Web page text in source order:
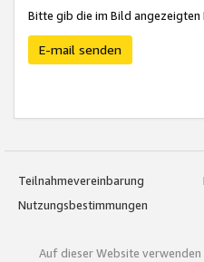
Bitte gib die im Bild angezeigten
E-mail senden
Teilnahmevereinbarung
Nutzungsbestimmungen
Auf dieser Website